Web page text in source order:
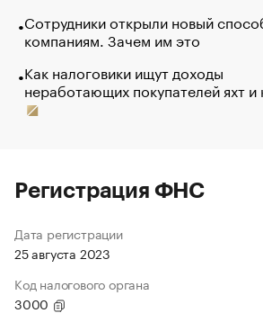
Сотрудники открыли новый
компаниям. Зачем им это
Как налоговики ищут доходы
неработающих покупателей яхт и
Регистрация ФНС
Дата регистрации
25 августа 2023
Код налогового органа
3000